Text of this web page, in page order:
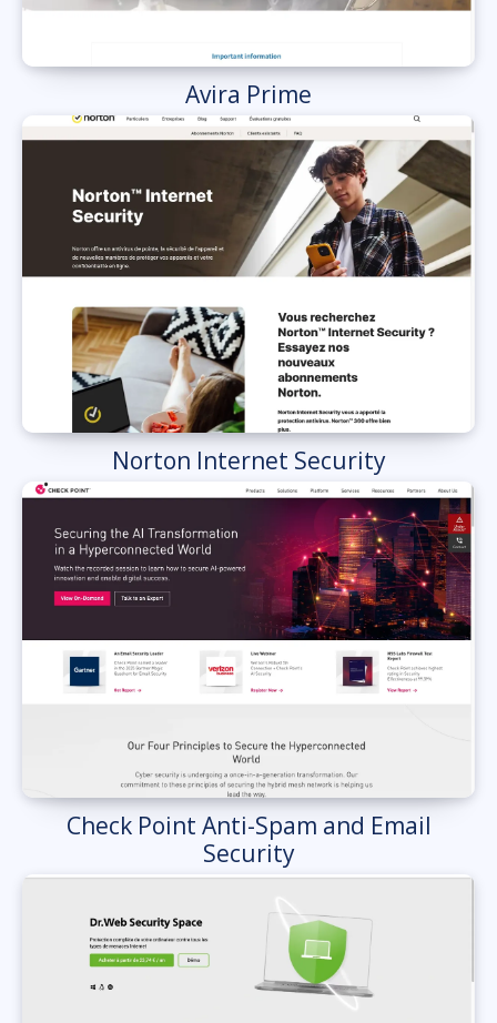
Avira Prime
Norton Internet Security
Check Point Anti-Spam and Email
Security